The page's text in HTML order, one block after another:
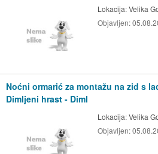
Lokacija:Velika
Objavljen:
Noćni ormarić za montažu na zid s
Dimljeni hrast - Diml
Lokacija:Velika
Objavljen: